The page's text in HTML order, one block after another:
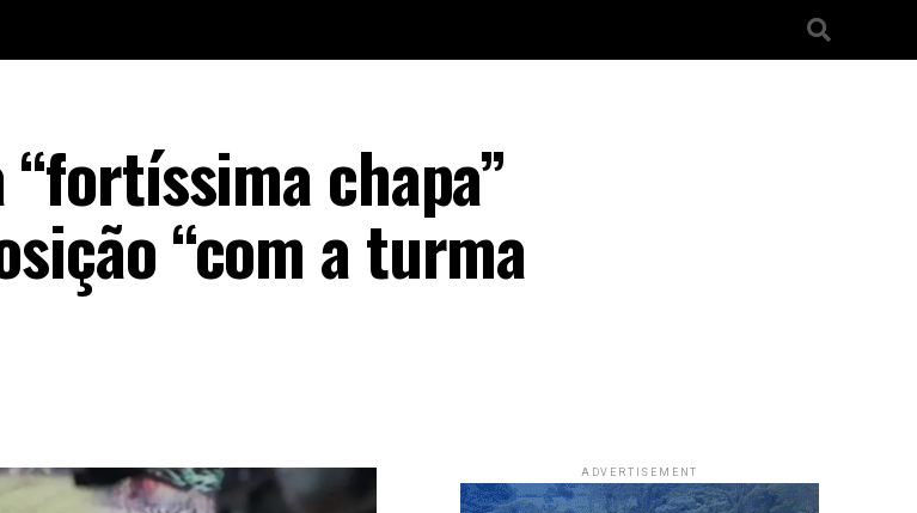
chapa”
“com a turma
ADVERTISEMENT